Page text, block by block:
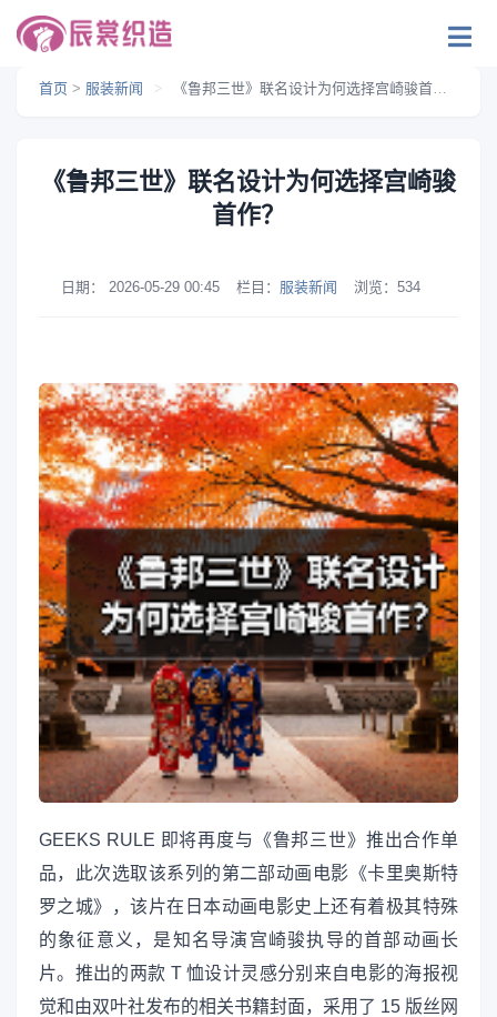
首页 > 服装新闻 > 《鲁邦三世》联名设计为何选择宫崎骏首作？
《鲁邦三世》联名设计为何选择宫崎骏
首作？
日期： 2026-05-29 00:45 栏目： 服装新闻 浏览： 534
GEEKS RULE 即将再度与《鲁邦三世》推出合作单
品，此次选取该系列的第二部动画电影《卡里奥斯特
罗之城》，该片在日本动画电影史上还有着极其特殊
的象征意义，是知名导演宫崎骏执导的首部动画长
片。推出的两款 T 恤设计灵感分别来自电影的海报视
觉和由双叶社发布的相关书籍封面，采用了 15 版丝网